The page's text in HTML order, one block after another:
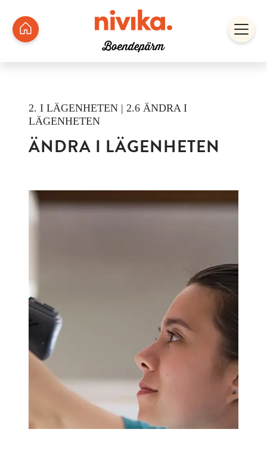
2. I LÄGENHETEN | 2.6 ÄNDRA I
LÄGENHETEN
ÄNDRA I LÄGENHETEN